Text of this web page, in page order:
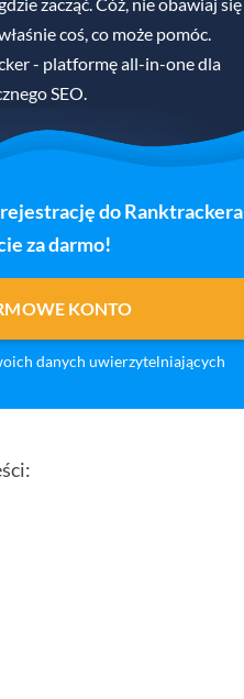
zacząć. Cóż, nie obawiaj się
coś, co może pomóc.
- platformę all-in-one dla
SEO.
do Ranktrackera
za darmo!
KONTO
danych uwierzytelniających